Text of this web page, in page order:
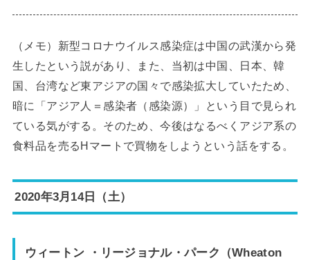
（メモ）新型コロナウイルス感染症は中国の武漢から発
生したという説があり、また、当初は中国、日本、韓
国、台湾など東アジアの国々で感染拡大していたため、
暗に「アジア人＝感染者（感染源）」という目で見られ
ている気がする。そのため、今後はなるべくアジア系の
食料品を売るHマートで買物をしようという話をする。
2020年3月14日（土）
ウィートン ・リージョナル・パーク（Wheaton